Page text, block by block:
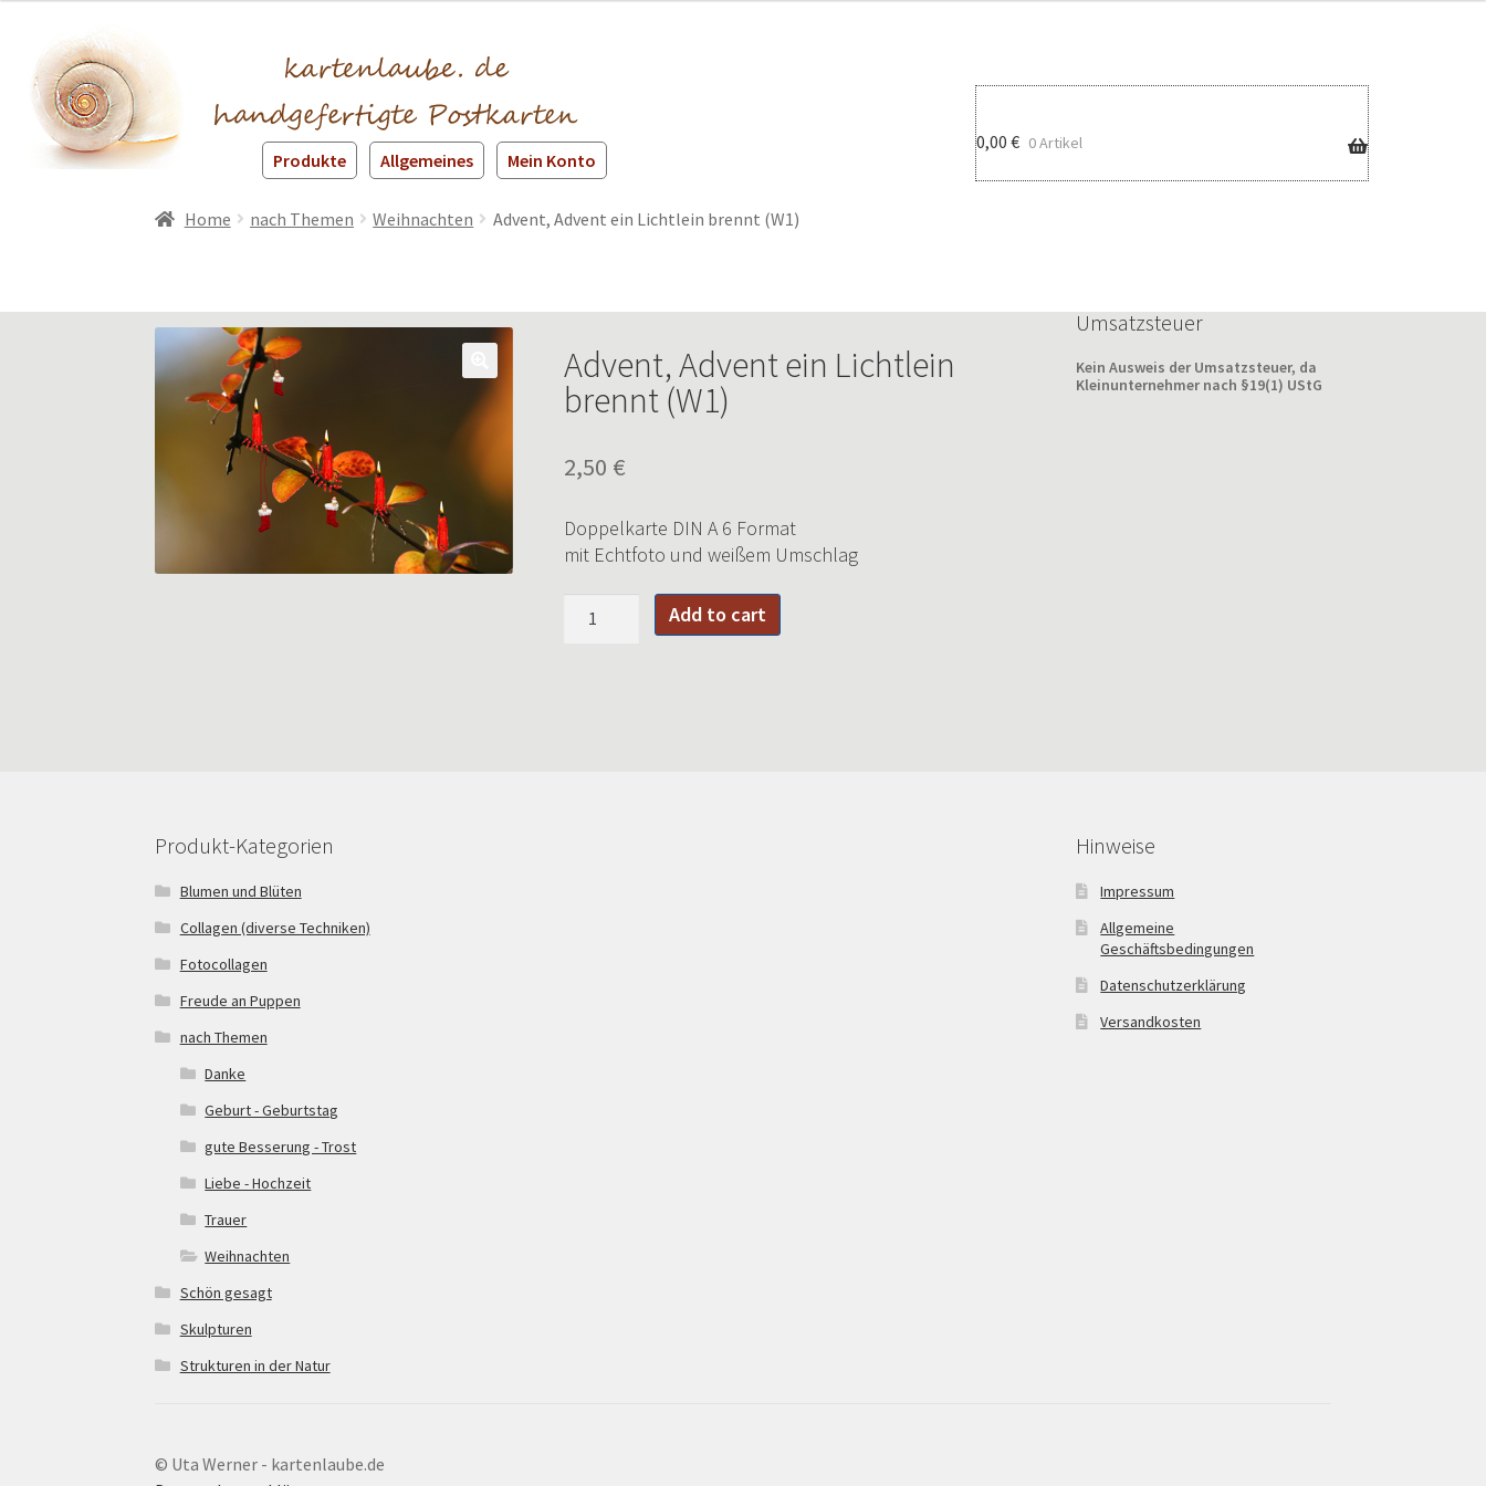
Produkte Allgemeines Mein Konto
0,00 € 0 Artikel
Home nach Themen Weihnachten Advent, Advent ein Lichtlein brennt (W1)
Advent, Advent ein Lichtlein
brennt (W1)
2,50 €
Doppelkarte DIN A 6 Format
mit Echtfoto und weißem Umschlag
Add to cart
Umsatzsteuer
Kein Ausweis der Umsatzsteuer, da
Kleinunternehmer nach §19(1) UStG
Produkt-Kategorien
Blumen und Blüten
Collagen (diverse Techniken)
Fotocollagen
Freude an Puppen
nach Themen
Danke
Geburt - Geburtstag
gute Besserung - Trost
Liebe - Hochzeit
Trauer
Weihnachten
Schön gesagt
Skulpturen
Strukturen in der Natur
Hinweise
Impressum
Allgemeine
Geschäftsbedingungen
Datenschutzerklärung
Versandkosten
© Uta Werner - kartenlaube.de